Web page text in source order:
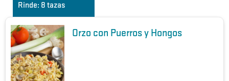
Rinde: 8 tazas
Orzo con Puerros y Hongos